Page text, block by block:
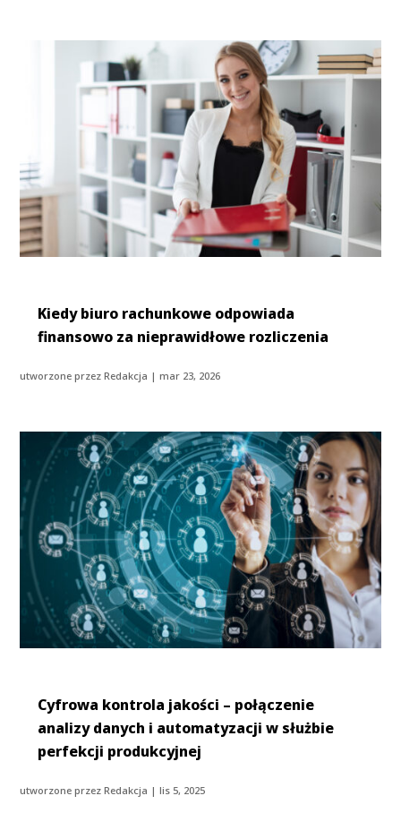
Kiedy biuro rachunkowe odpowiada
finansowo za nieprawidłowe rozliczenia
utworzone przezRedakcja |mar 23, 2026
Cyfrowa kontrola jakości – połączenie
analizy danych i automatyzacji w służbie
perfekcji produkcyjnej
utworzone przezRedakcja |lis 5, 2025